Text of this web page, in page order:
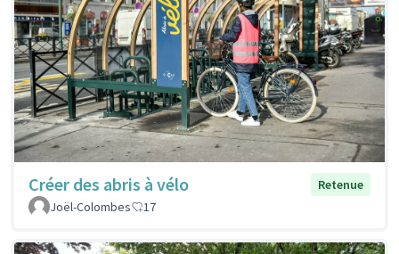
Créer des abris à vélo
Retenue
Joël-Colombes
17